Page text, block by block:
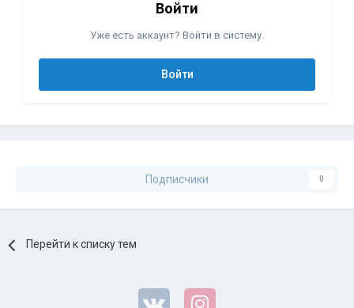
Войти
Уже есть аккаунт? Войти в систему.
Войти
Подписчики 0
Перейти к списку тем